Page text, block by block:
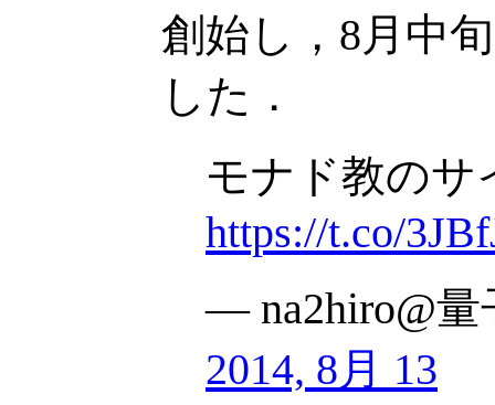
創始し，8月中
した．
モナド教のサ
https://t.co/
— na2hiro@量
2014, 8月 13